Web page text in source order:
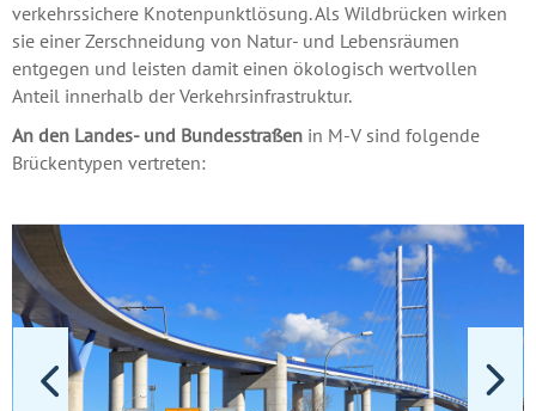
verkehrs­sichere Knotenpunktlösung. Als Wild­brücken wirken
sie einer Zerschneidung von Natur- und Lebensräumen
entgegen und leisten damit einen ökologisch wert­vollen
Anteil innerhalb der Verkehrs­infrastruktur.
An den Landes- und Bundesstraßen in M-V sind folgende
Brückentypen vertreten:
Vorheriges Bild anzeigen